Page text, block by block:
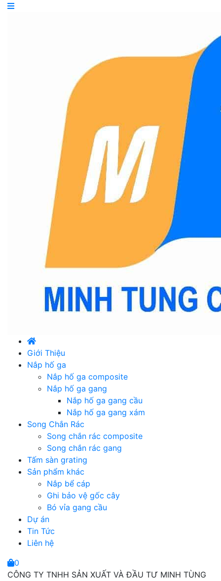
Giới Thiệu
Nắp hố ga
Nắp hố ga composite
Nắp hố ga gang
Nắp hố ga gang cầu
Nắp hố ga gang xám
Song Chắn Rác
Song chắn rác composite
Song chắn rác gang
Tấm sàn grating
Sản phẩm khác
Nắp bể cáp
Ghi bảo vệ gốc cây
Bó vỉa gang cầu
Dự án
Tin Tức
Liên hệ
0
CÔNG TY TNHH SẢN XUẤT VÀ ĐẦU TƯ MINH TÙNG